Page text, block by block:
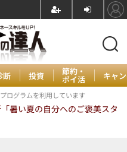
断 投資 節約・
ポイ活 キャ
ログラムを利用しています
暑い夏の自分へのご褒美スタ